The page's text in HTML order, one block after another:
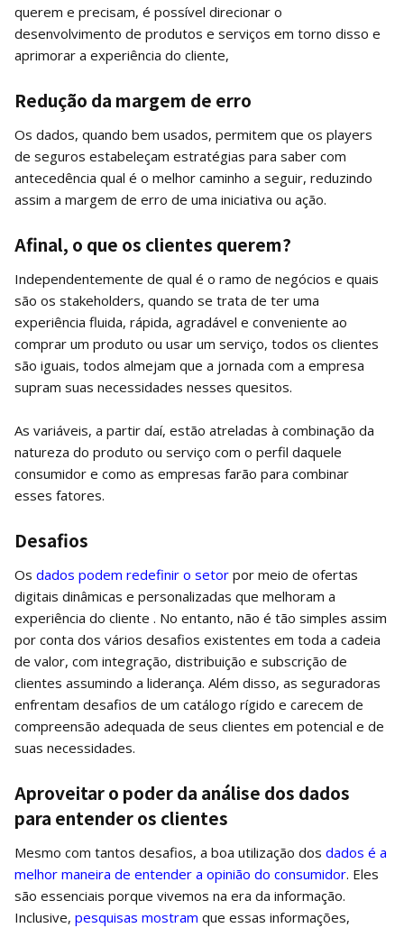
querem e precisam, é possível direcionar o
desenvolvimento de produtos e serviços em torno disso e
aprimorar a experiência do cliente,
Redução da margem de erro
Os dados, quando bem usados, permitem que os players
de seguros estabeleçam estratégias para saber com
antecedência qual é o melhor caminho a seguir, reduzindo
assim a margem de erro de uma iniciativa ou ação.
Afinal, o que os clientes querem?
Independentemente de qual é o ramo de negócios e quais
são os stakeholders, quando se trata de ter uma
experiência fluida, rápida, agradável e conveniente ao
comprar um produto ou usar um serviço, todos os clientes
são iguais, todos almejam que a jornada com a empresa
supram suas necessidades nesses quesitos.
As variáveis, a partir daí, estão atreladas à combinação da
natureza do produto ou serviço com o perfil daquele
consumidor e como as empresas farão para combinar
esses fatores.
Desafios
Os dados podem redefinir o setor por meio de ofertas
digitais dinâmicas e personalizadas que melhoram a
experiência do cliente . No entanto, não é tão simples assim
por conta dos vários desafios existentes em toda a cadeia
de valor, com integração, distribuição e subscrição de
clientes assumindo a liderança. Além disso, as seguradoras
enfrentam desafios de um catálogo rígido e carecem de
compreensão adequada de seus clientes em potencial e de
suas necessidades.
Aproveitar o poder da análise dos dados
para entender os clientes
Mesmo com tantos desafios, a boa utilização dos dados é a
melhor maneira de entender a opinião do consumidor. Eles
são essenciais porque vivemos na era da informação.
Inclusive, pesquisas mostram que essas informações,